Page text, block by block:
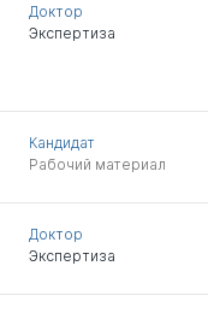
Доктор
Экспертиза
Кандидат
Рабочий материал
Доктор
Экспертиза